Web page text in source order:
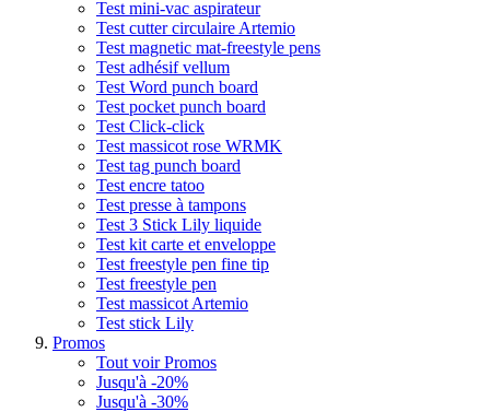
Test mini-vac aspirateur
Test cutter circulaire Artemio
Test magnetic mat-freestyle pens
Test adhésif vellum
Test Word punch board
Test pocket punch board
Test Click-click
Test massicot rose WRMK
Test tag punch board
Test encre tatoo
Test presse à tampons
Test 3 Stick Lily liquide
Test kit carte et enveloppe
Test freestyle pen fine tip
Test freestyle pen
Test massicot Artemio
Test stick Lily
Promos
Tout voir Promos
Jusqu'à -20%
Jusqu'à -30%